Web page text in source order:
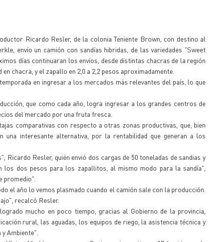
Ricardo Resler, de la colonia Teniente Brown, con destino al
envío un camión con sandías hibridas, de las variedades "Sweet
días continuaran los envíos, desde distintas chacras de la región
chacra, y el zapallo en 2,0 a 2,2 pesos aproximadamente.
en ingresar a los mercados más relevantes del país, lo que
que como cada año, logra ingresar a los grandes centros de
del mercado por una fruta fresca.
comparativas con respecto a otras zonas productivas, que, bien
una interesante alternativa, por la rentabilidad que generan a los
Resler, quién envió dos cargas de 50 toneladas de sandias y
dos pesos para los zapallitos, al mismo modo para la sandía",
promedio".
el año lo vemos plasmado cuando el camión sale con la producción.
recalcó Resler.
mucho en poco tiempo, gracias al Gobierno de la provincia,
rural, las aguadas, los equipos de riego, la asistencia técnica y
Ambiente".